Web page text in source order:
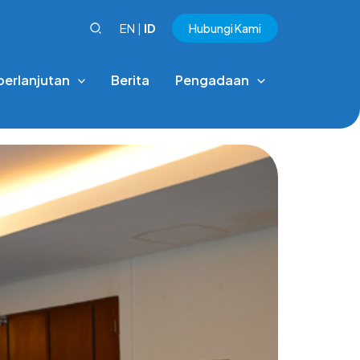
EN | ID Hubungi Kami
Berita Pengadaan